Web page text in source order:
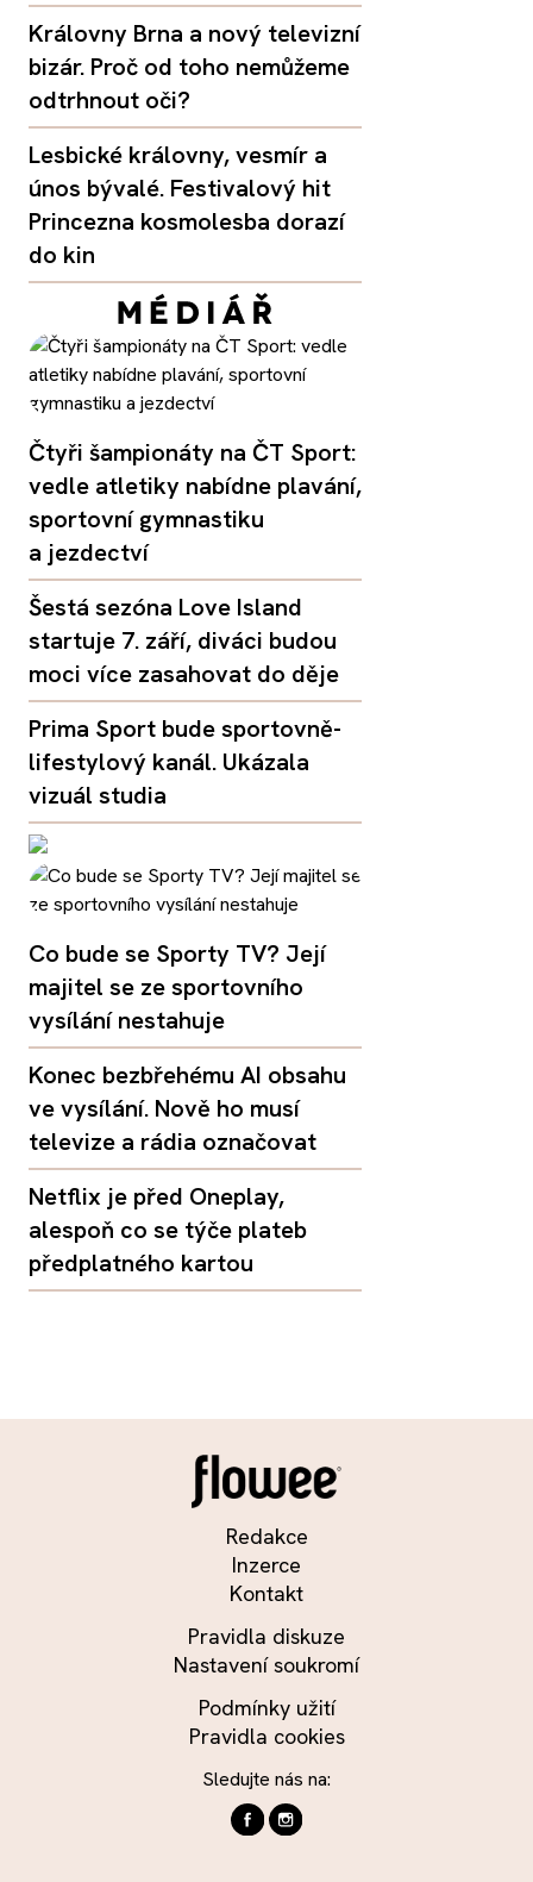
Královny Brna a nový televizní
bizár. Proč od toho nemůžeme
odtrhnout oči?
Lesbické královny, vesmír a
únos bývalé. Festivalový hit
Princezna kosmolesba dorazí
do kin
Čtyři šampionáty na ČT Sport:
vedle atletiky nabídne plavání,
sportovní gymnastiku
a jezdectví
Šestá sezóna Love Island
startuje 7. září, diváci budou
moci více zasahovat do děje
Prima Sport bude sportovně-
lifestylový kanál. Ukázala
vizuál studia
Co bude se Sporty TV? Její
majitel se ze sportovního
vysílání nestahuje
Konec bezbřehému AI obsahu
ve vysílání. Nově ho musí
televize a rádia označovat
Netflix je před Oneplay,
alespoň co se týče plateb
předplatného kartou
Redakce
Inzerce
Kontakt
Pravidla diskuze
Nastavení soukromí
Podmínky užití
Pravidla cookies
Sledujte nás na: